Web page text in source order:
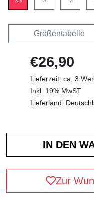
Größentabelle
€26,90
Lieferzeit: ca. 3
Inkl. 19% MwST
Lieferland:
Zur